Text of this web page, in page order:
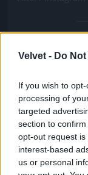
Velvet - Do
If you wish to
processing of
targeted
section to
opt-out request
interest-based
us or personal